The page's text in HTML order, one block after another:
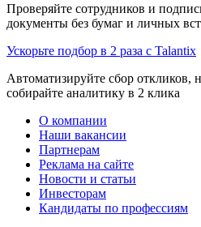
Проверяйте сотрудников и
документы без бумаг и личных
Ускорьте подбор в 2 раза с Talantix
Автоматизируйте сбор откликов,
собирайте аналитику в 2 клика
О компании
Наши вакансии
Партнерам
Реклама на сайте
Новости и статьи
Инвесторам
Кандидаты по профессиям